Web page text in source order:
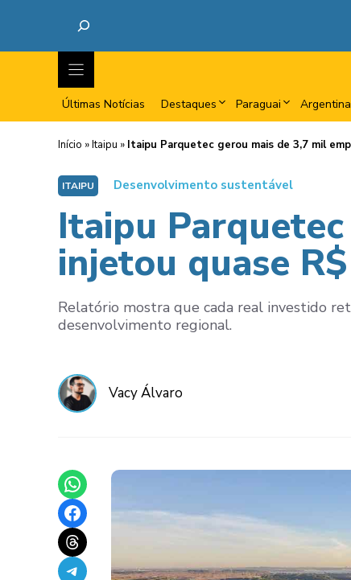
Últimas Notícias Destaques Paraguai Argentina
Início »Itaipu » Itaipu Parquetec gerou mais de 3,7 mil
ITAIPU Desenvolvimento sustentável
Itaipu
injetou quase
Relatório mostra que cada real investido
desenvolvimento regional.
Vacy Álvaro
Share on WhatsApp
Share on Facebook
Share on Threads
Share on Telegram